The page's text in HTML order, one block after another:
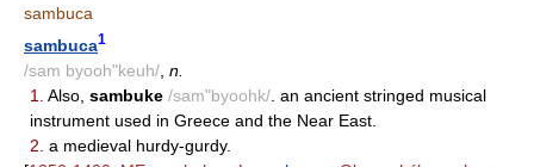
sambuca
sambuca1
/sam byooh"keuh/ n.
1.
Also, sambuke /sam"byoohk/ . an ancient stringed musical
instrument used in Greece and the Near East.
2. a medieval hurdy-gurdy.